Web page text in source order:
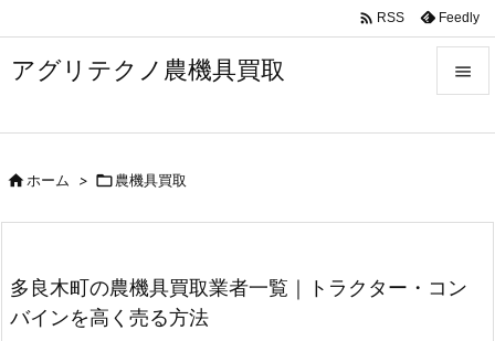
アグリテクノ農機具買取 


 RSS Feedly
ホーム > 農機具買取
多良木町の農機具買取業者一覧｜トラクター・コン
バインを高く売る方法